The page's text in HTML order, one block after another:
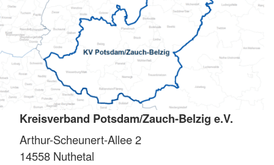
Kreisverband Potsdam/Zauch-Belzig e.V.
Arthur-Scheunert-Allee 2
14558 Nuthetal